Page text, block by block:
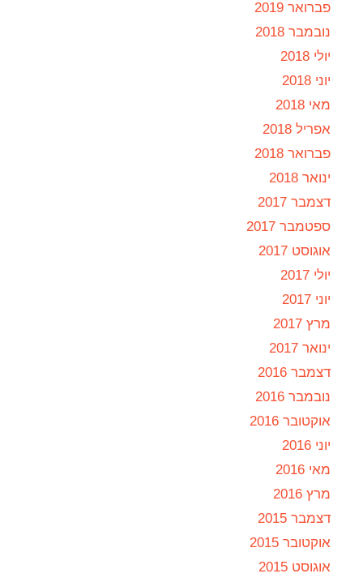
פברואר 2019
נובמבר 2018
יולי 2018
יוני 2018
מאי 2018
אפריל 2018
פברואר 2018
ינואר 2018
דצמבר 2017
ספטמבר 2017
אוגוסט 2017
יולי 2017
יוני 2017
מרץ 2017
ינואר 2017
דצמבר 2016
נובמבר 2016
אוקטובר 2016
יוני 2016
מאי 2016
מרץ 2016
דצמבר 2015
אוקטובר 2015
אוגוסט 2015